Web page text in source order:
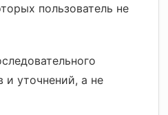
пользователь не
и уточнений, а не